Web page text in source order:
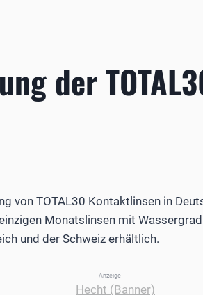
der
von TOTAL30 Kontaktlinsen in
Monatslinsen mit
und der Schweiz erhältlich.
Anzeige